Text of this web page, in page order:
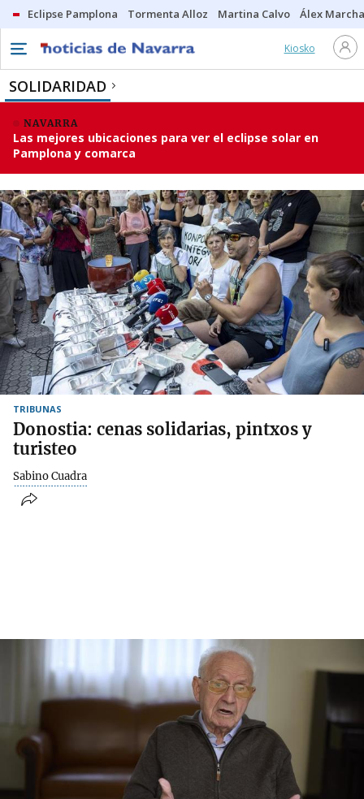
Eclipse Pamplona Tormenta Alloz Martina Calvo Álex
Kiosko
SOLIDARIDAD
NAVARRA
Las mejores ubicaciones para ver el eclipse solar en
Pamplona y comarca
TRIBUNAS
Donostia: cenas solidarias, pintxos y
turisteo
Sabino Cuadra